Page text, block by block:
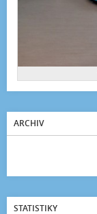
ARCHIV
STATISTIKY